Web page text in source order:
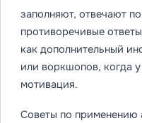
заполняют, отвечают
противоречивые
как дополнительный
или воркшопов, когда
мотивация.
Советы по применению